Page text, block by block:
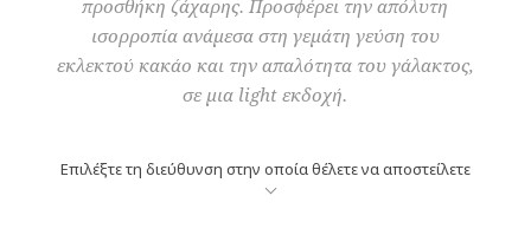
προσθήκη ζάχαρης. Προσφέρει την απόλυτη
ισορροπία ανάμεσα στη γεμάτη γεύση του
εκλεκτού κακάο και την απαλότητα του γάλακτος,
σε μια light εκδοχή.
Επιλέξτε τη διεύθυνση στην οποία θέλετε να αποστείλετε